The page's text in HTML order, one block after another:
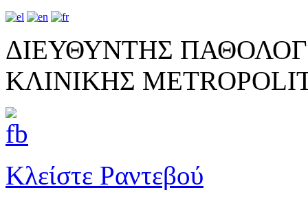
ΔΙΕΥΘΥΝΤΗΣ
ΚΛΙΝΙΚΗΣ
Κλείστε Ραντεβού